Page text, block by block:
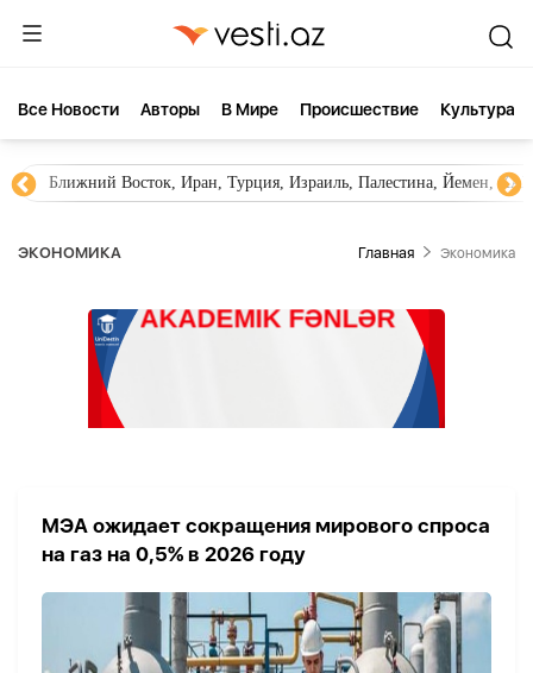
Все Новости Aвторы В Мире Происшествие Культура
Ближний Восток, Иран, Турция, Израиль, Палестина, Йемен,
ЭКОНОМИКА Главная Экономика
МЭА ожидает сокращения мирового спроса
на газ на 0,5% в 2026 году